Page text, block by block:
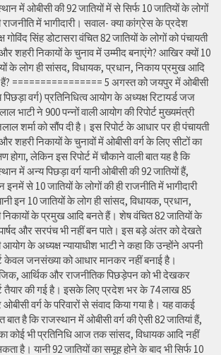
में ओबीसी की 92 जातियों में से सिर्फ 10 जातियों के लोगों
राजनीति में भागीदारी। सवाल- क्या कांग्रेस के प्रदेश
गोविंद सिंह डोटासरा वंचित 82 जातियों के लोगों को पंचायती
शहरी निकायों के चुनाव में उम्मीद बनाएंगे? आखिर क्यों 10
के लोग ही सांसद, विधायक, प्रधान, निकाय प्रमुख आदि
================ 5 अगस्त को जयपुर में ओबीसी
वर्ग) प्रतिनिधित्व आयोग के अध्यक्ष रिटायर्ड जज
भाटी ने 900 पन्नों वाली आयोग की रिपोर्ट मुख्यमंत्री
शर्मा को सौंप दी है। इस रिपोर्ट के आधार पर ही पंचायती
शहरी निकायों के चुनावों में ओबीसी वर्ग के लिए सीटों का
होगा, लेकिन इस रिपोर्ट में चौकाने वाली बात यह है कि
में अन्य पिछड़ा वर्ग यानी ओबीसी की 92 जातियों हैं,
से 10 जातियों के लोगों की ही राजनीति में भागीदारी
इन 10 जातियों के लोग ही सांसद, विधायक, प्रधान,
निकायों के प्रमुख आदि बनते हैं। शेष वंचित 82 जातियों के
और सरपंच भी नहीं बन पाते। इस बड़े अंतर को देखते
आयोग के अध्यक्ष न्यायाधीश भाटी ने कहा कि उन्होंने अपनी
केवल जनसंख्या को आधार मानकर नहीं बनाई है।
आर्थिक और राजनीतिक पिछड़ेपन को भी देखकर
तैयार की गई है। इसके लिए प्रदेश भर के 74 लाख 85
ओबीसी वर्ग के परिवारों से संवाद किया गया है। यह वाकई
बात है कि राजस्थान में ओबीसी वर्ग की ऐसी 82 जातियां हैं,
कोई भी प्रतिनिधि आज तक सांसद, विधायक आदि नहीं
है। यानी 92 जातियों का समूह होने के बाद भी सिर्फ 10